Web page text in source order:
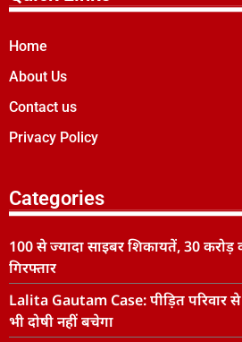
Home
About Us
Contact us
Privacy Policy
Categories
100 से ज्यादा साइबर शिकायतें, 30
गिरफ्तार
Lalita Gautam Case: पीड़ित परिवार
भी दोषी नहीं बचेगा